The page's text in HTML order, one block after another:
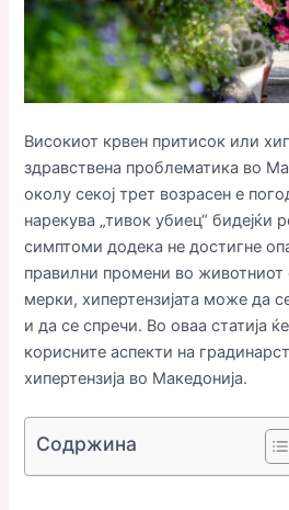
Високиот крвен притисок или
здравствена проблематика во
околу секој трет возрасен е
нарекува „тивок убиец“ бидејќи
симптоми додека не достигне
правилни промени во животниот
мерки, хипертензијата може да
и да се спречи. Во оваа статија
корисните аспекти на
хипертензија во Македонија.
Содржина